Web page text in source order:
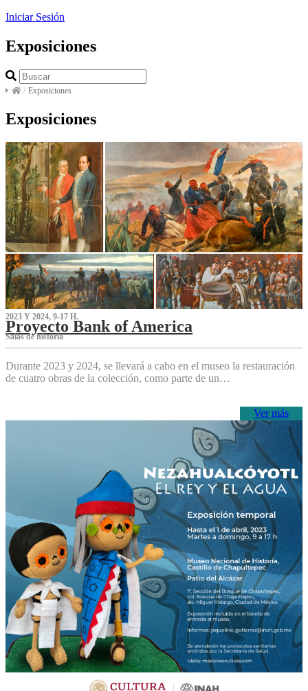
Iniciar Sesión
Exposiciones
/ Exposiciones
Exposiciones
2023 Y 2024, 9-17 H.
Proyecto Bank of America
S‌alas de historia
Durante 2023 y 2024, se llevará a cabo en el museo la restauración
de cuatro obras de la colección, como parte de un…
Ver más